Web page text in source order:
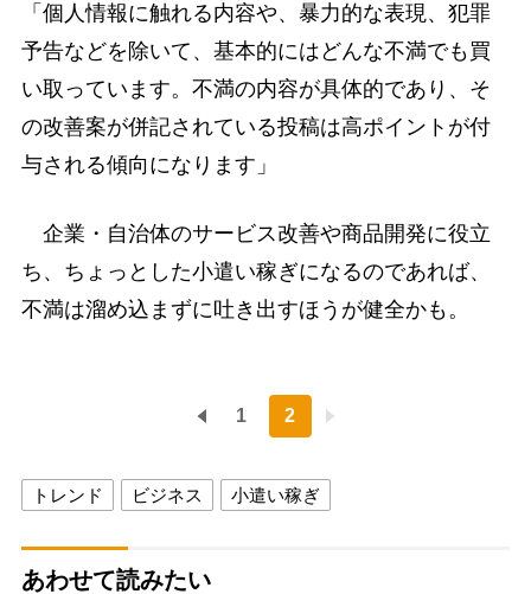
「個人情報に触れる内容や、暴力的な表現、犯罪
予告などを除いて、基本的にはどんな不満でも買
い取っています。不満の内容が具体的であり、そ
の改善案が併記されている投稿は高ポイントが付
与される傾向になります」
企業・自治体のサービス改善や商品開発に役立
ち、ちょっとした小遣い稼ぎになるのであれば、
不満は溜め込まずに吐き出すほうが健全かも。
1 2
トレンド ビジネス 小遣い稼ぎ
あわせて読みたい